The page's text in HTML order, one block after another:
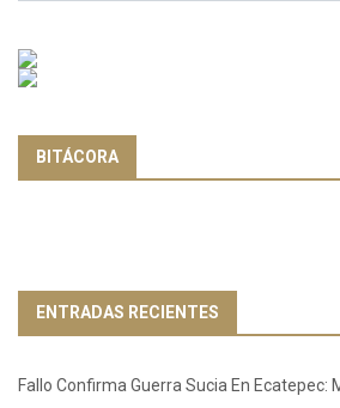
BITÁCORA
ENTRADAS RECIENTES
Fallo Confirma Guerra Sucia En Ecatepec: